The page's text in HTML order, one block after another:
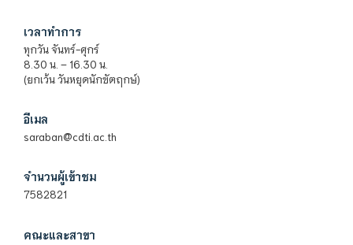
เวลาทำการ
ทุกวัน จันทร์-ศุกร์
8.30 น. – 16.30 น.
(ยกเว้น วันหยุดนักขัตฤกษ์)
อีเมล
saraban@cdti.ac.th
จำนวนผู้เข้าชม
7582821
คณะและสาขา